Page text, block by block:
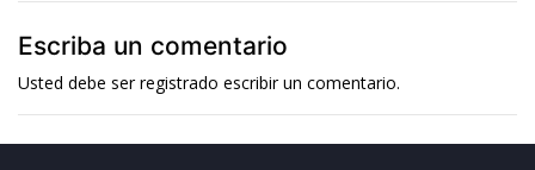
Escriba un comentario
Usted debe serregistrado escribir un comentario.